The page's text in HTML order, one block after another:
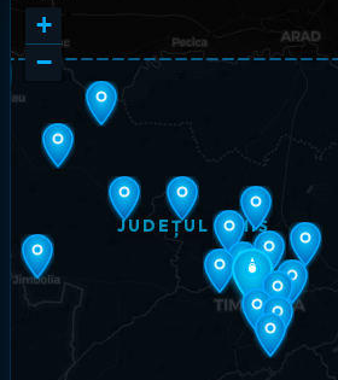
JUDEȚUL TIMIȘ
+
−